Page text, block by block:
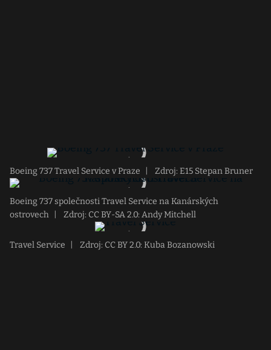
Boeing 737 Travel Service v Praze Zdroj: E15 Stepan Bruner
Boeing 737 společnosti Travel Service na Kanárských
ostrovech
Zdroj: CC BY-SA 2.0: Andy Mitchell
Travel Service Zdroj: CC BY 2.0: Kuba Bozanowski